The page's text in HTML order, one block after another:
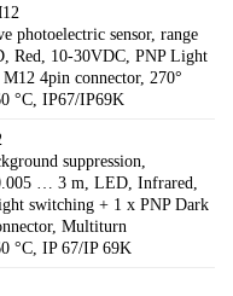
photoelectric sensor, range
10-30VDC, PNP Light
4pin connector, 270°
°C, IP67/IP69K
suppression,
… 3 m, LED, Infrared,
switching + 1 x PNP Dark
Multiturn
°C, IP 67/IP 69K